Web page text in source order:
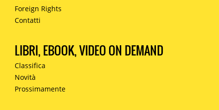
Foreign Rights
Contatti
LIBRI, EBOOK, VIDEO ON DEMAND
Classifica
Novità
Prossimamente